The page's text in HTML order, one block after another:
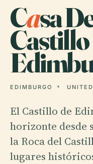
Casa
EDIMBURGO
El Castillo de
horizonte desde
la Roca del
lugares